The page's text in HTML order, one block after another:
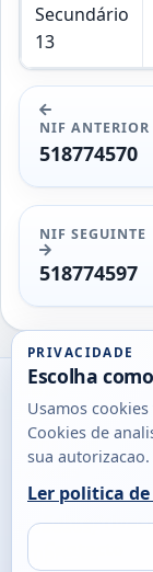
Secundário
13
NIF ANTERIOR
518774570
NIF SEGUINTE
518774597
Utils
DB
Consultas
para
cidadaos,
Sobre
PRIVACIDADE
Escolha
Usamos
Cookies de
sua
Ler politica